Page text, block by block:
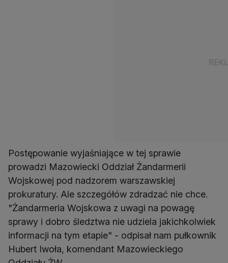
Postępowanie wyjaśniające w tej sprawie
prowadzi Mazowiecki Oddział Żandarmerii
Wojskowej pod nadzorem warszawskiej
prokuratury. Ale szczegółów zdradzać nie chce.
"Żandarmeria Wojskowa z uwagi na powagę
sprawy i dobro śledztwa nie udziela jakichkolwiek
informacji na tym etapie" - odpisał nam pułkownik
Hubert Iwoła, komendant Mazowieckiego